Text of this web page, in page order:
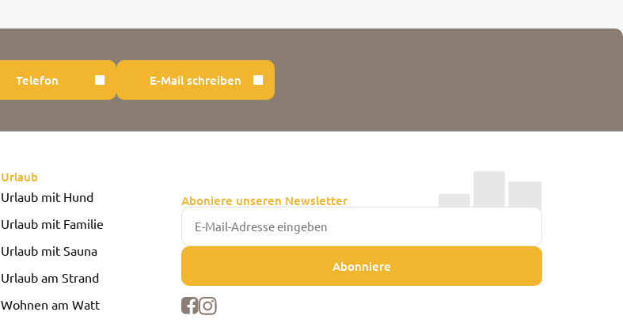
Telefon E-Mail schreiben
Urlaub
Urlaub mit Hund
Urlaub mit Familie
Urlaub mit Sauna
Urlaub am Strand
Wohnen am Watt
Aboniere unseren Newsletter